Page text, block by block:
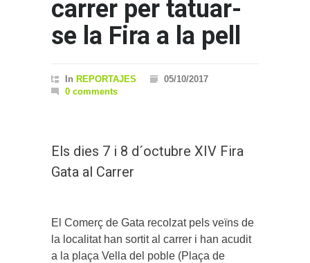
carrer per tatuar-
se la Fira a la pell
In REPORTAJES
05/10/2017
0 comments
Els dies 7 i 8 d´octubre XIV Fira
Gata al Carrer
El Comerç de Gata recolzat pels veïns de
la localitat han sortit al carrer i han acudit
a la plaça Vella del poble (Plaça de